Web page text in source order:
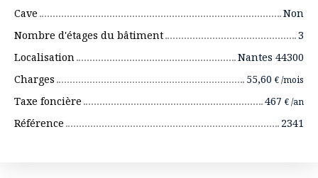
Cave
Non
Nombre d'étages du bâtiment
3
Localisation
Nantes 44300
Charges
55,60 € /mois
Taxe foncière 467 € /an
Référence 2341